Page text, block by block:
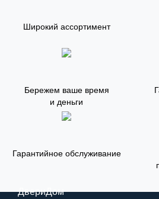
Широкий ассортимент
Бережем ваше время
и деньги
Гарантийное обслуживание
ДвериДом